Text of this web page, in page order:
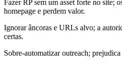
Fazer RP sem um asset forte no site;
homepage e perdem valor.
Ignorar âncoras e URLs alvo; a
certas.
Sobre-automatizar outreach;